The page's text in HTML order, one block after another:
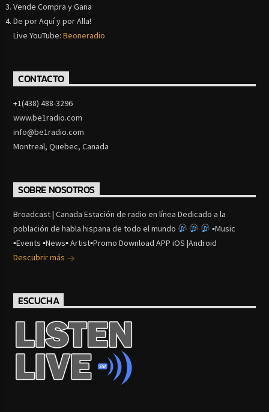
Vende Compra y Gana
De por Aquí y por Alla!
Live YouTube:Beoneradio
CONTACTO
+1(438) 488-3296
www.be1radio.com
info@be1radio.com
Montreal, Quebec, Canada
SOBRE NOSOTROS
Broadcast | Canada Estación de radio en línea Dedicado a la
población de habla hispana de todo el mundo
▪Music
▪Events ▪News▪ Artist▪Promo Download APP iOS |Android
Descubrir más
ESCUCHA